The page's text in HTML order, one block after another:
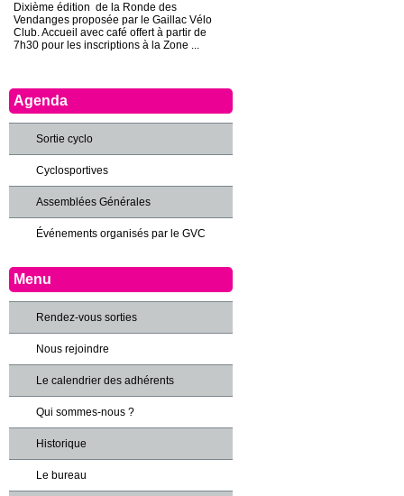
Dixième édition de la Ronde des
Vendanges proposée par le Gaillac Vélo
Club. Accueil avec café offert à partir de
7h30 pour les inscriptions à la Zone ...
Agenda
Sortie cyclo
Cyclosportives
Assemblées Générales
Événements organisés par le GVC
Menu
Rendez-vous sorties
Nous rejoindre
Le calendrier des adhérents
Qui sommes-nous ?
Historique
Le bureau